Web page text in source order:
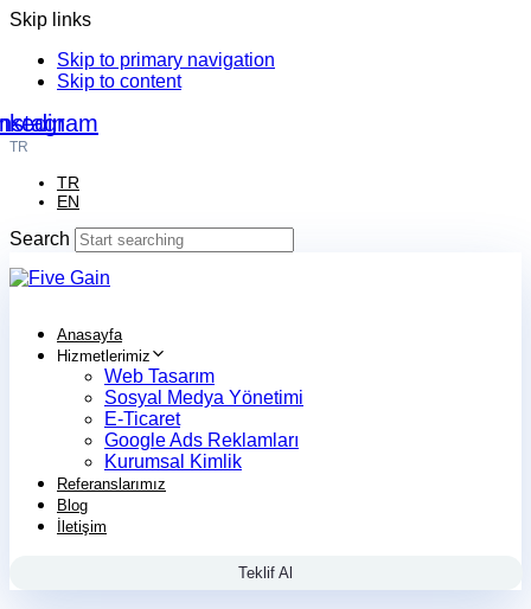
Skip links
Skip to primary navigation
Skip to content
TR
TR
EN
Search
Anasayfa
Hizmetlerimiz
Web Tasarım
Sosyal Medya Yönetimi
E-Ticaret
Google Ads Reklamları
Kurumsal Kimlik
Referanslarımız
Blog
İletişim
Teklif Al